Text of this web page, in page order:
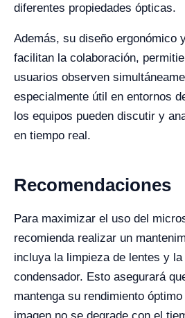
diferentes propiedades ópticas.
Además, su diseño ergonómico
facilitan la colaboración,
usuarios observen
especialmente útil en entornos
los equipos pueden discutir y
en tiempo real.
Recomendaciones
Para maximizar el uso del
recomienda realizar un
incluya la limpieza de lentes y
condensador. Esto asegurará
mantenga su rendimiento
imagen no se degrade con el